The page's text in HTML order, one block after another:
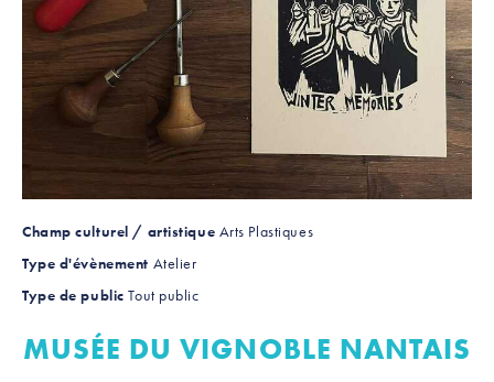
Champ culturel / artistique Arts Plastiques
Type d'évènement Atelier
Type de publicTout public
MUSÉE DU VIGNOBLE NANTAIS